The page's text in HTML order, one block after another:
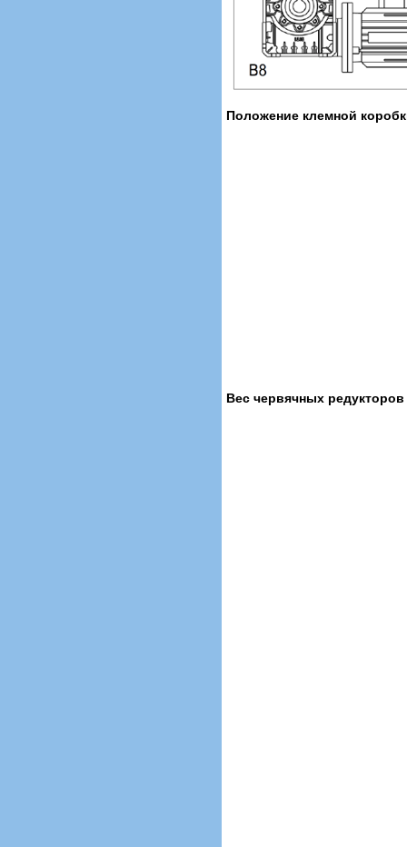
Положение клемной
Вес червячных редукторов